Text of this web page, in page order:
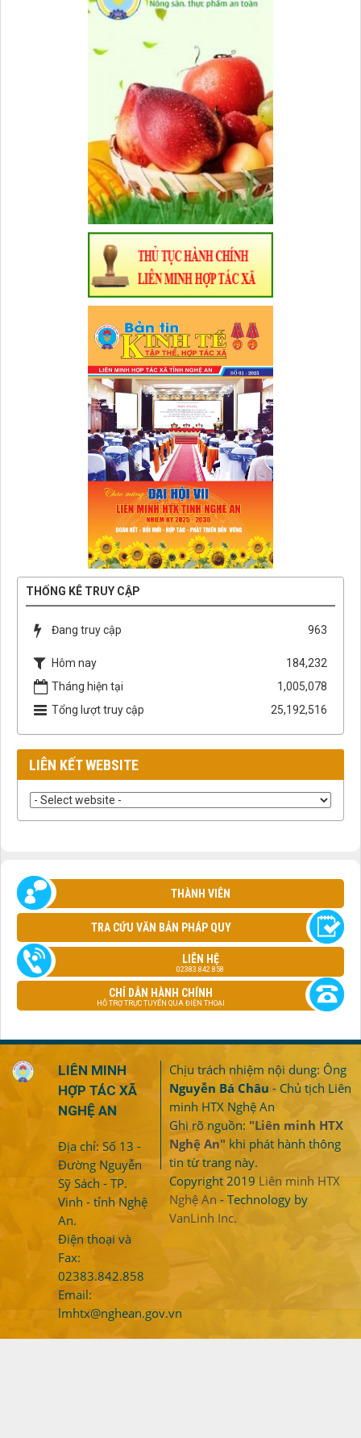
THỐNG KÊ TRUY CẬP
Đang truy cập 963
Hôm nay
184,232
Tháng hiện tại
1,005,078
Tổng lượt truy cập
25,192,516
LIÊN KẾT WEBSITE
THÀNH VIÊN
TRA CỨU VĂN BẢN PHÁP QUY
LIÊN HỆ
02383.842.858
CHỈ DẪN HÀNH CHÍNH
HỖ TRỢ TRỰC TUYẾN QUA ĐIỆN THOẠI
LIÊN MINH
HỢP TÁC XÃ
NGHỆ AN
Địa chỉ: Số 13 -
Đường Nguyễn
Sỹ Sách - TP.
Vinh - tỉnh Nghệ
An.
Điện thoại và
Fax:
02383.842.858
Email:
lmhtx@nghean.gov.vn
Chịu trách nhiệm nội dung: Ông
Nguyễn Bá Châu - Chủ tịch Liên
minh HTX Nghệ An
Ghi rõ nguồn: "Liên minh HTX
Nghệ An" khi phát hành thông
tin từ trang này.
Copyright 2019 Liên minh HTX
Nghệ An - Technology by
VanLinh Inc.